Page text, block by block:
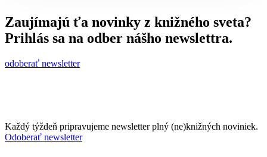
Zaujímajú ťa novinky z knižného sveta?
Prihlás sa na odber nášho newslettra.
odoberať newsletter
Každý týždeň pripravujeme newsletter plný (ne)knižných noviniek.
Odoberať newsletter